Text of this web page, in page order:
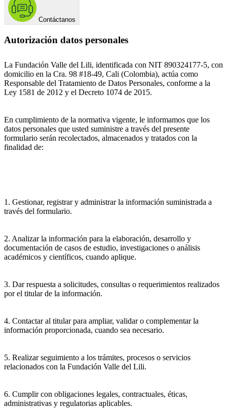
Contáctanos
Autorización datos personales
La Fundación Valle del Lili, identificada con NIT 890324177-5, con
domicilio en la Cra. 98 #18-49, Cali (Colombia), actúa como
Responsable del Tratamiento de Datos Personales, conforme a la
Ley 1581 de 2012 y el Decreto 1074 de 2015.
En cumplimiento de la normativa vigente, le informamos que los
datos personales que usted suministre a través del presente
formulario serán recolectados, almacenados y tratados con la
finalidad de:
1. Gestionar, registrar y administrar la información suministrada a
través del formulario.
2. Analizar la información para la elaboración, desarrollo y
documentación de casos de estudio, investigaciones o análisis
académicos y científicos, cuando aplique.
3. Dar respuesta a solicitudes, consultas o requerimientos realizados
por el titular de la información.
4. Contactar al titular para ampliar, validar o complementar la
información proporcionada, cuando sea necesario.
5. Realizar seguimiento a los trámites, procesos o servicios
relacionados con la Fundación Valle del Lili.
6. Cumplir con obligaciones legales, contractuales, éticas,
administrativas y regulatorias aplicables.